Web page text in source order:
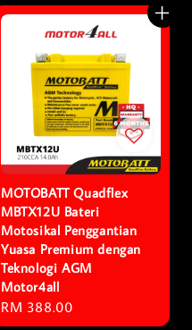
MOTOBATT Quadflex
MBTX12U Bateri
Motosikal Penggantian
Yuasa Premium dengan
Teknologi AGM
Motor4all
Regular
RM 388.00